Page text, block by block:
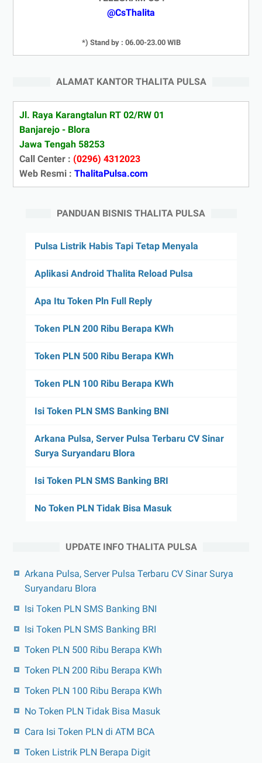
@CsThalita
*) Stand by : 06.00-23.00 WIB
ALAMAT KANTOR THALITA PULSA
Jl. Raya Karangtalun RT 02/RW 01
Banjarejo - Blora
Jawa Tengah 58253
Call Center : (0296) 4312023
Web Resmi : ThalitaPulsa.com
PANDUAN BISNIS THALITA PULSA
Pulsa Listrik Habis Tapi Tetap Menyala
Aplikasi Android Thalita Reload Pulsa
Apa Itu Token Pln Full Reply
Token PLN 200 Ribu Berapa KWh
Token PLN 500 Ribu Berapa KWh
Token PLN 100 Ribu Berapa KWh
Isi Token PLN SMS Banking BNI
Arkana Pulsa, Server Pulsa Terbaru CV Sinar
Surya Suryandaru Blora
Isi Token PLN SMS Banking BRI
No Token PLN Tidak Bisa Masuk
UPDATE INFO THALITA PULSA
Arkana Pulsa, Server Pulsa Terbaru CV Sinar Surya
Suryandaru Blora
Isi Token PLN SMS Banking BNI
Isi Token PLN SMS Banking BRI
Token PLN 500 Ribu Berapa KWh
Token PLN 200 Ribu Berapa KWh
Token PLN 100 Ribu Berapa KWh
No Token PLN Tidak Bisa Masuk
Cara Isi Token PLN di ATM BCA
Token Listrik PLN Berapa Digit